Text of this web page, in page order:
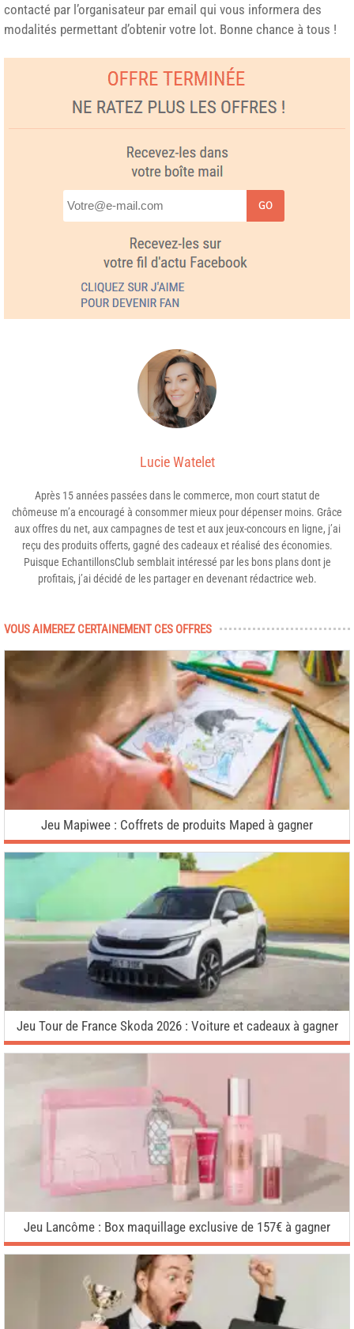
contacté par l’organisateur par email qui vous informera des
modalités permettant d’obtenir votre lot. Bonne chance à tous !
GO
Lucie Watelet
Après 15 années passées dans le commerce, mon court statut de
chômeuse m’a encouragé à consommer mieux pour dépenser moins. Grâce
aux offres du net, aux campagnes de test et aux jeux-concours en ligne, j’ai
reçu des produits offerts, gagné des cadeaux et réalisé des économies.
Puisque EchantillonsClub semblait intéressé par les bons plans dont je
profitais, j’ai décidé de les partager en devenant rédactrice web.
VOUS AIMEREZ CERTAINEMENT CES OFFRES
Jeu Mapiwee : Coffrets de produits Maped à gagner
Jeu Tour de France Skoda 2026 : Voiture et cadeaux à gagner
Jeu Lancôme : Box maquillage exclusive de 157€ à gagner